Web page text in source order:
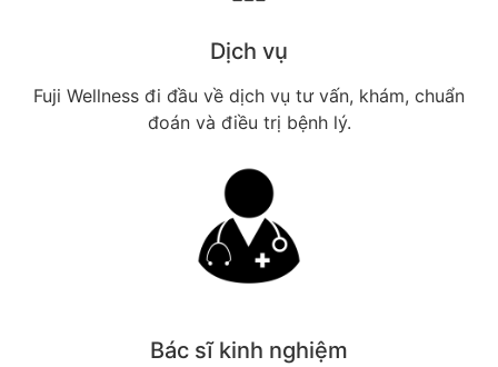
Dịch vụ
Fuji Wellness đi đầu về dịch vụ tư vấn, khám, chuẩn
đoán và điều trị bệnh lý.
Bác sĩ kinh nghiệm